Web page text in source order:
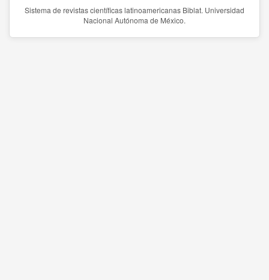
Sistema de revistas científicas latinoamericanas Biblat. Universidad
Nacional Autónoma de México.